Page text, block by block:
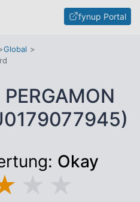
fynup Portal
Global
Okay